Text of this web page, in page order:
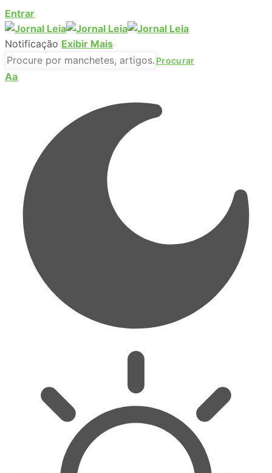
Entrar
Notificação Exibir Mais
Aa